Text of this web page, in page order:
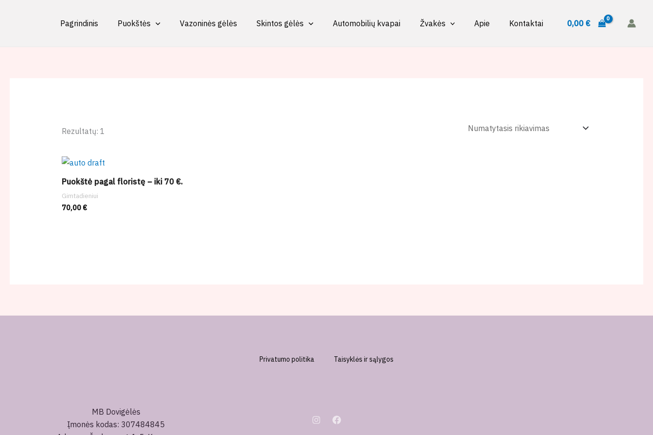
Pagrindinis Puokštės Vazoninės gėlės Skintos gėlės Automobilių kvapai Žvakės Apie Kontaktai 0,00 €
Rezultatų: 1
Puokštė pagal floristę – iki 70 €.
Gimtadieniui
70,00 €
Privatumo politika Taisyklės ir sąlygos
MB Dovigėlės
Įmonės kodas: 307484845